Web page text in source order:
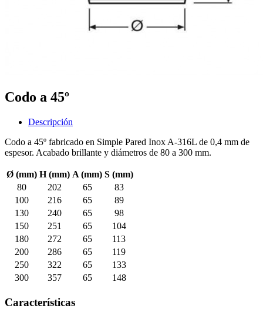
Codo a 45º
Descripción
Codo a 45º fabricado en Simple Pared Inox A-316L de 0,4 mm de
espesor. Acabado brillante y diámetros de 80 a 300 mm.
Ø (mm) H (mm) A (mm) S (mm)
80
202 65
83
100
216 65
89
130
240 65
98
150
251 65
104
180
272 65
113
200
286 65
119
250
322 65
133
300
357 65 148
Características